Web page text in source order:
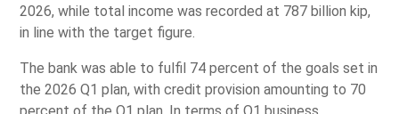
2026, while total income was recorded at 787 billion kip,
in line with the target figure.
The bank was able to fulfil 74 percent of the goals set in
the 2026 Q1 plan, with credit provision amounting to 70